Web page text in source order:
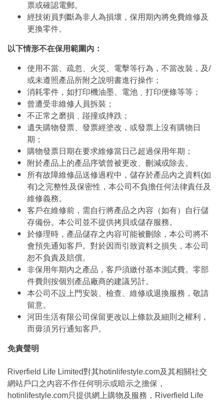
票或確認電郵。
經技術員判斷為非人為損壞，保用期內將免費維修及
更換零件。
以下情形不在保用範圍內：
使用不當、疏忽、火災、電擊等行為，不當改裝，及/
或未遵照產品所附之說明書進行操作；
消耗零件，如打印機油墨、電池﹑打印便條等等；
曾遭受非維修人員拆裝；
不正常之磨損﹑踫撞或摔跌；
遺失購物發票、發票經塗改，或發票上沒有購物日
期；
購物發票日期在要求維修當日己超過保用年期；
附於產品上的產品序號曾被更改、刪減或除去。
所有故障維修品送修過程中，儲存於產品內之資料(如
有)之完整性及保密性，本公司不負擔任何法律責任及
維修義務。
客戶在維修前，需自行將產品之內容（如有）自行儲
存備份。本公司並不提供拷貝或儲存服務。
於修理時，產品儲存之內容可能被刪除，本公司將不
會預先通知客戶。對於因而引致資料之損失，本公司
恕不負責及賠償。
非保用年期內之產品，客戶須繳付基本測試費。零部
件費則按個別產品廠商的建議另計。
本公司不設上門安裝、檢查、維修或退換服務，敬請
留意。
河田生活有限公司保留更改以上條款及細則之權利，
而毋須另行通知客戶。
免責聲明
Riverfield Life Limited對其hotinlifestyle.com及其相關社交
網站戶口之內容不作任何明示或暗示之擔保，
hotinlifestyle.com只提供網上購物及服務，Riverfield Life